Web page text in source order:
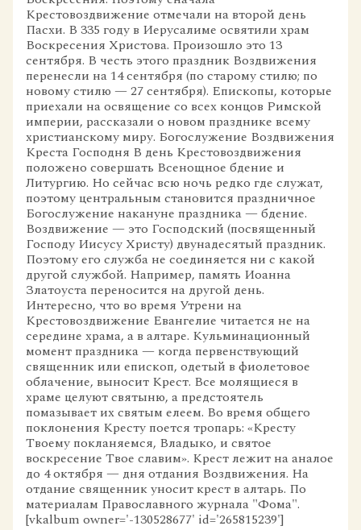
Крестовоздвижение отмечали на второй день
Пасхи. В 335 году в Иерусалиме освятили храм
Воскресения Христова. Произошло это 13
сентября. В честь этого праздник Воздвижения
перенесли на 14 сентября (по старому стилю; по
новому стилю — 27 сентября). Епископы, которые
приехали на освящение со всех концов Римской
империи, рассказали о новом празднике всему
христианскому миру. Богослужение Воздвижения
Креста Господня В день Крестовоздвижения
положено совершать Всенощное бдение и
Литургию. Но сейчас всю ночь редко где служат,
поэтому центральным становится праздничное
Богослужение накануне праздника — бдение.
Воздвижение — это Господский (посвященный
Господу Иисусу Христу) двунадесятый праздник.
Поэтому его служба не соединяется ни с какой
другой службой. Например, память Иоанна
Златоуста переносится на другой день.
Интересно, что во время Утрени на
Крестовоздвижение Евангелие читается не на
середине храма, а в алтаре. Кульминационный
момент праздника — когда первенствующий
священник или епископ, одетый в фиолетовое
облачение, выносит Крест. Все молящиеся в
храме целуют святыню, а предстоятель
помазывает их святым елеем. Во время общего
поклонения Кресту поется тропарь: «Кресту
Твоему покланяемся, Владыко, и святое
воскресение Твое славим». Крест лежит на аналое
до 4 октября — дня отдания Воздвижения. На
отдание священник уносит крест в алтарь. По
материалам Православного журнала "Фома".
[vkalbum owner='-130528677' id='265815239']